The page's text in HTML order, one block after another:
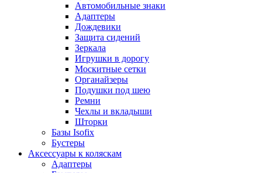
Автомобильные знаки
Адаптеры
Дождевики
Защита сидений
Зеркала
Игрушки в дорогу
Москитные сетки
Органайзеры
Подушки под шею
Ремни
Чехлы и вкладыши
Шторки
Базы Isofix
Бустеры
Аксессуары к коляскам
Адаптеры